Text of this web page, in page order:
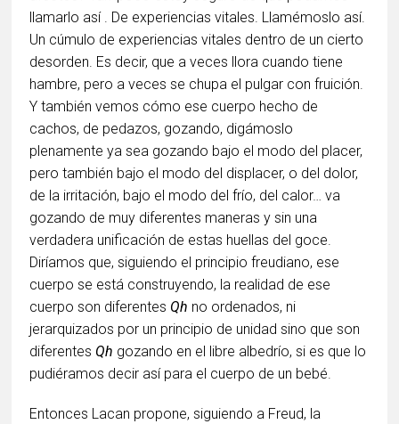
llamarlo así . De experiencias vitales. Llamémoslo así.
Un cúmulo de experiencias vitales dentro de un cierto
desorden. Es decir, que a veces llora cuando tiene
hambre, pero a veces se chupa el pulgar con fruición.
Y también vemos cómo ese cuerpo hecho de
cachos, de pedazos, gozando, digámoslo
plenamente ya sea gozando bajo el modo del placer,
pero también bajo el modo del displacer, o del dolor,
de la irritación, bajo el modo del frío, del calor… va
gozando de muy diferentes maneras y sin una
verdadera unificación de estas huellas del goce.
Diríamos que, siguiendo el principio freudiano, ese
cuerpo se está construyendo, la realidad de ese
cuerpo son diferentes Qh no ordenados, ni
jerarquizados por un principio de unidad sino que son
diferentes Qh gozando en el libre albedrío, si es que lo
pudiéramos decir así para el cuerpo de un bebé.
Entonces Lacan propone, siguiendo a Freud, la